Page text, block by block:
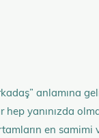
anlamına
yanınızda
en